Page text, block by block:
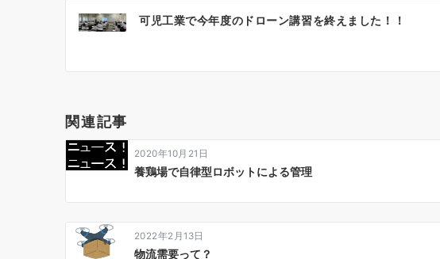
投
稿
ゲ
ー
シ
ョ
ン
可児工業で今年度のドローン講習を終えました！！
関連記事
2020年10月21日
養鶏場で自律型ロボットによる管理
2022年2月13日
物流需要って？